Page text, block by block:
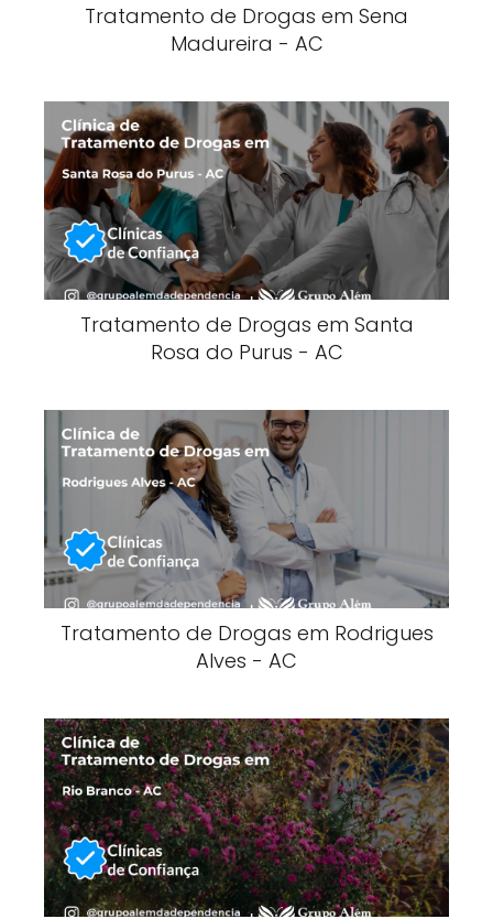
Tratamento de Drogas em Sena
Madureira - AC
Tratamento de Drogas em Santa
Rosa do Purus - AC
Tratamento de Drogas em Rodrigues
Alves - AC